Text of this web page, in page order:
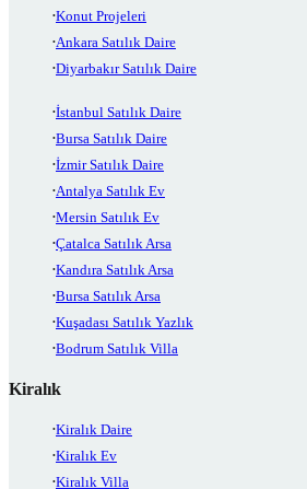
Konut Projeleri
Ankara Satılık Daire
Diyarbakır Satılık Daire
İstanbul Satılık Daire
Bursa Satılık Daire
İzmir Satılık Daire
Antalya Satılık Ev
Mersin Satılık Ev
Çatalca Satılık Arsa
Kandıra Satılık Arsa
Bursa Satılık Arsa
Kuşadası Satılık Yazlık
Bodrum Satılık Villa
Kiralık
Kiralık Daire
Kiralık Ev
Kiralık Villa